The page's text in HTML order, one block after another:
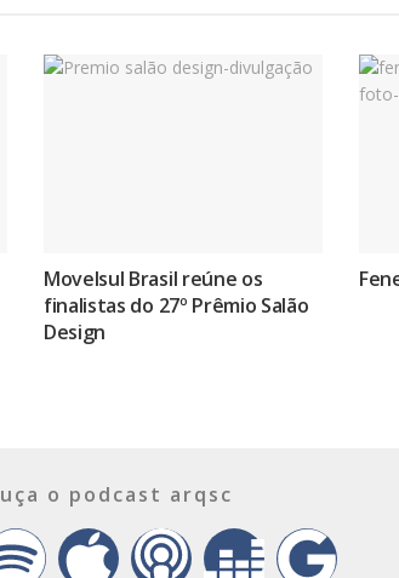
Movelsul Brasil reúne os
finalistas do 27º Prêmio Salão
Design
o podcast arqsc